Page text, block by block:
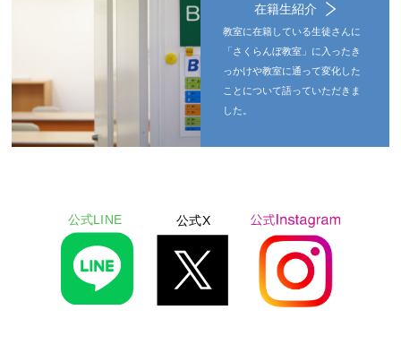
在籍生紹介
教室に在籍している生徒さんに
「さくらんぼ教室」に入ったき
っかけや教室に通って変化した
ことについて語っていただきま
した。